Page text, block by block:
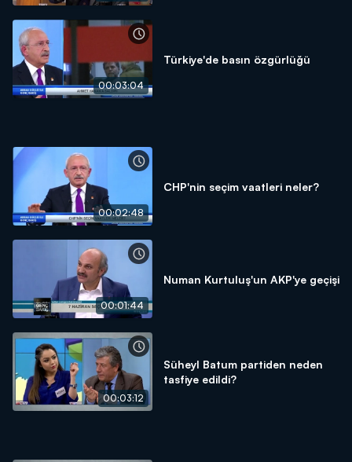
00:03:04
Türkiye'de basın özgürlüğü
00:02:48
CHP'nin seçim vaatleri neler?
00:01:44
Numan Kurtuluş'un AKP'ye geçişi
00:03:12
Süheyl Batum partiden neden
tasfiye edildi?